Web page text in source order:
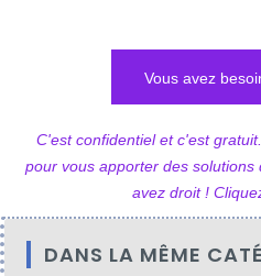
Vous avez
C'est confidentiel et c'est
pour vous apporter des
avez droit !
DANS LA MÊME